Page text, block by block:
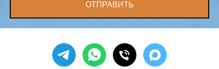
ОТПРАВИТЬ